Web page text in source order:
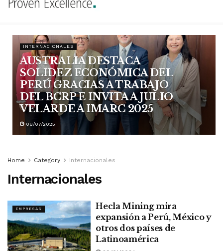
INTERNACIONALES
AUSTRALIA DESTACA
SOLIDEZ ECONÓMICA DEL
PERÚ GRACIAS A TRABAJO
DEL BCRP E INVITA A JULIO
VELARDE A IMARC 2025
08/07/2025
Home Category Internacionales
Internacionales
EMPRESAS
Hecla Mining mira
expansión a Perú, México y
otros dos países de
Latinoamérica